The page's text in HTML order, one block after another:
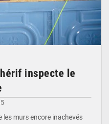
inspecte le
murs encore inachevés